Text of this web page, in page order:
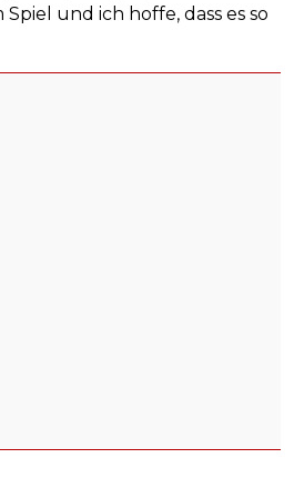
und ich hoffe, dass es so